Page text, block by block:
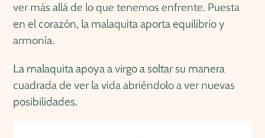
ver más allá de lo que tenemos enfrente. Puesta
en el corazón, la malaquita aporta equilibrio y
armonía.
La malaquita apoya a virgo a soltar su manera
cuadrada de ver la vida abriéndolo a ver nuevas
posibilidades.